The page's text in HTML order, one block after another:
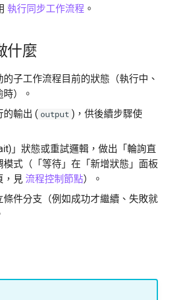
技能工具
Lambda 工具
HTTP 工具
Agent 工具
MySQL 工具
）
的差別
執行同步工作流程 。
什麼
子工作流程目前的狀態（執行中、
）。
的輸出 ( output )，供後續步驟使
」狀態或重試邏輯，做出「輪詢直
模式（「等待」在「新增狀態」面板
，見 流程控制節點）。
條件分支（例如成功才繼續、失敗就